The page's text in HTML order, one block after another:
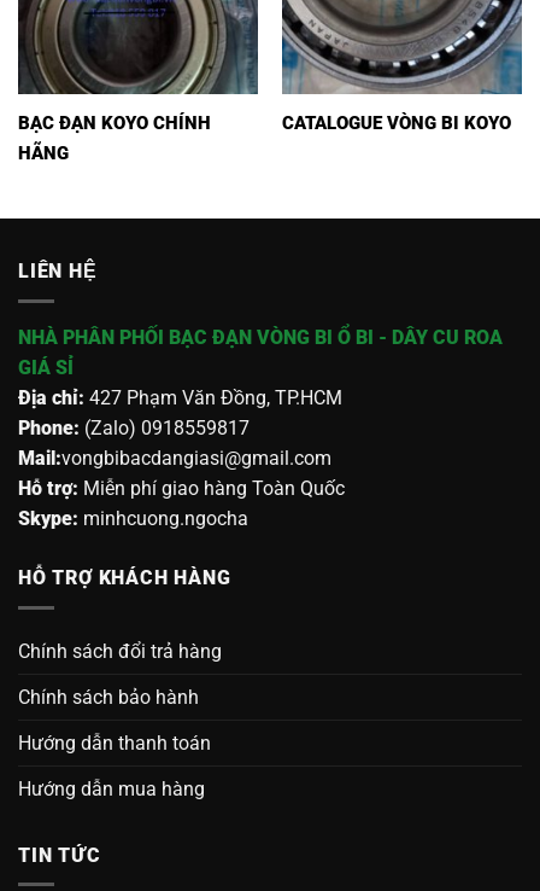
BẠC ĐẠN KOYO CHÍNH
HÃNG
CATALOGUE VÒNG BI KOYO
LIÊN HỆ
NHÀ PHÂN PHỐI BẠC ĐẠN VÒNG BI Ổ BI - DÂY CU ROA
GIÁ SỈ
Địa chỉ: 427 Phạm Văn Đồng, TP.HCM
Phone: (Zalo) 0918559817
Mail:vongbibacdangiasi@gmail.com
Hỗ trợ: Miễn phí giao hàng Toàn Quốc
Skype: minhcuong.ngocha
HỖ TRỢ KHÁCH HÀNG
Chính sách đổi trả hàng
Chính sách bảo hành
Hướng dẫn thanh toán
Hướng dẫn mua hàng
TIN TỨC